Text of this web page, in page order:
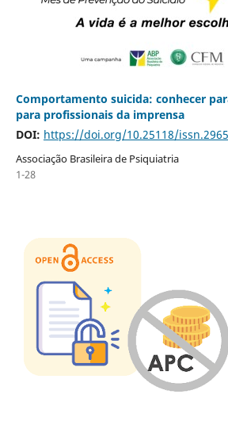
Comportamento suicida: conhecer
para profissionais da imprensa
DOI: https://doi.org/10.25118/
Associação Brasileira de Psiquiatria
1-28